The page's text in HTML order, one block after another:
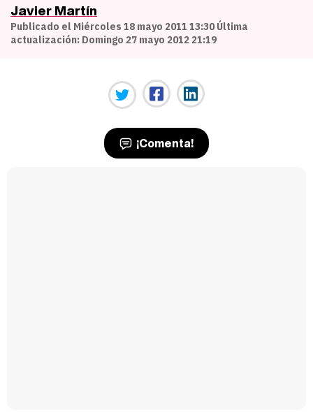
Javier Martín
Publicado el Miércoles 18 mayo 2011 13:30 Última
actualización: Domingo 27 mayo 2012 21:19
¡Comenta!